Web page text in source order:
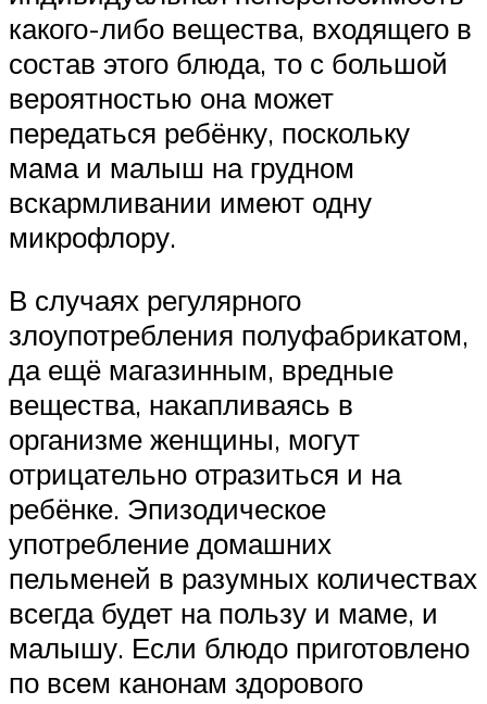
какого-либо вещества, входящего в
состав этого блюда, то с большой
вероятностью она может
передаться ребёнку, поскольку
мама и малыш на грудном
вскармливании имеют одну
микрофлору.
В случаях регулярного
злоупотребления полуфабрикатом,
да ещё магазинным, вредные
вещества, накапливаясь в
организме женщины, могут
отрицательно отразиться и на
ребёнке. Эпизодическое
употребление домашних
пельменей в разумных количествах
всегда будет на пользу и маме, и
малышу. Если блюдо приготовлено
по всем канонам здорового